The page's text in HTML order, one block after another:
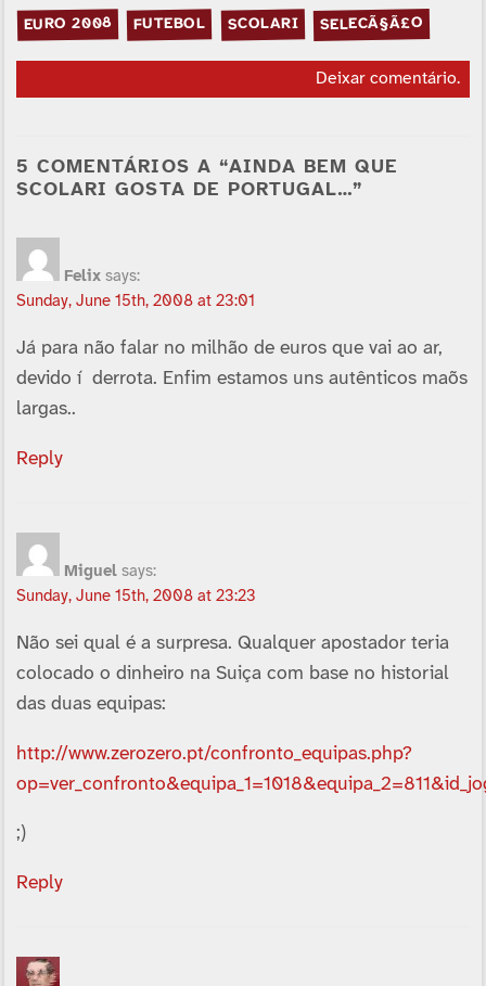
EURO 2008 FUTEBOL SCOLARI SELECÃ§Ã£O
Deixar comentário.
5 COMENTÁRIOS A “AINDA BEM QUE
SCOLARI GOSTA DE PORTUGAL…”
Felix says:
Sunday, June 15th, 2008 at 23:01
Já para não falar no milhão de euros que vai ao ar,
devido í derrota. Enfim estamos uns autênticos maõs
largas..
Reply
Miguel says:
Sunday, June 15th, 2008 at 23:23
Não sei qual é a surpresa. Qualquer apostador teria
colocado o dinheiro na Suiça com base no historial
das duas equipas:
http://www.zerozero.pt/confronto_equipas.php?
;)
Reply